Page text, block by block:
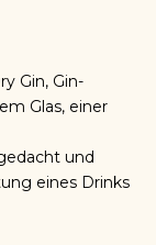
Gin, Gin-
Glas, einer
und
eines Drinks